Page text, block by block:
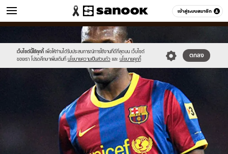
เข้าสู่ระบบสมาชิก
ข่าว หมวดอื่นๆ
เว็บไซต์นี้ใช้คุกกี้ เพื่อให้ท่านได้รับประสบการณ์การใช้งานที่ดีที่สุดบน เว็บไซต์
ของเรา โปรดศึกษาเพิ่มเติมที่ นโยบายความเป็นส่วนตัว และ นโยบายคุกกี้
ตกลง
//s.isanook.com/sr/0/images/logo-
new-
sanook.png
//s.isanook.com/ns/0/ud/236/1180681/446949-
01.jpg